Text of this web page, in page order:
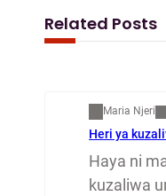
Related Posts
Maria Njeri
Heri ya
Haya ni
kuzaliwa